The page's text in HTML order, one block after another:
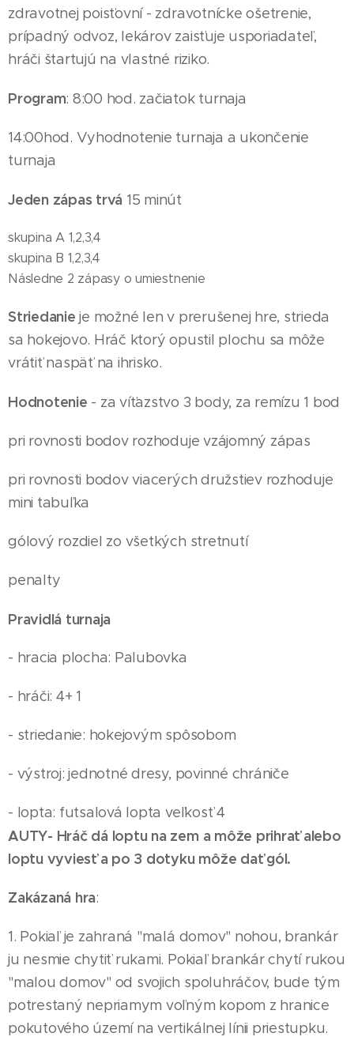
zdravotnej poisťovní - zdravotnícke ošetrenie,
prípadný odvoz, lekárov zaisťuje usporiadateľ,
hráči štartujú na vlastné riziko.
Program: 8:00 hod. začiatok turnaja
14:00hod. Vyhodnotenie turnaja a ukončenie
turnaja
Jeden zápas trvá 15 minút
skupina A 1,2,3,4
skupina B 1,2,3,4
Následne 2 zápasy o umiestnenie
Striedanieje možné len v prerušenej hre, strieda
sa hokejovo. Hráč ktorý opustil plochu sa môže
vrátiť naspäť na ihrisko.
Hodnotenie - za víťazstvo 3 body, za remízu 1 bod
pri rovnosti bodov rozhoduje vzájomný zápas
pri rovnosti bodov viacerých družstiev rozhoduje
mini tabuľka
gólový rozdiel zo všetkých stretnutí
penalty
Pravidlá turnaja
- hracia plocha: Palubovka
- hráči: 4+ 1
- striedanie: hokejovým spôsobom
- výstroj: jednotné dresy, povinné chrániče
- lopta: futsalová lopta veľkosť 4
AUTY- Hráč dá loptu na zem a môže prihrať alebo
loptu vyviesť a po 3 dotyku môže dať gól.
Zakázaná hra:
1. Pokiaľ je zahraná "malá domov" nohou, brankár
ju nesmie chytiť rukami. Pokiaľ brankár chytí rukou
"malou domov" od svojich spoluhráčov, bude tým
potrestaný nepriamym voľným kopom z hranice
pokutového území na vertikálnej línii priestupku.